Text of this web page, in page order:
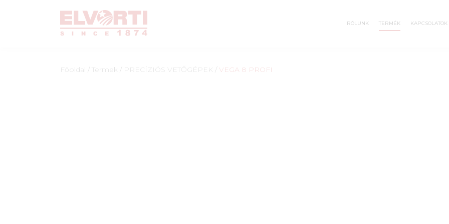
RÓLUNK TERMÉK KAPCSOLATOK
Főoldal / Termek / PRECÍZIÓS VETŐGÉPEK / VEGA 8 PROFI